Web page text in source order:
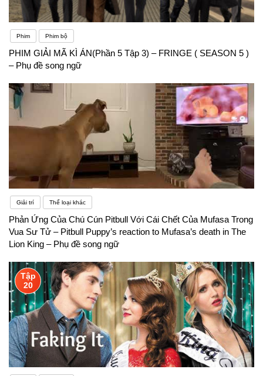
Phim Phim bộ
PHIM GIẢI MÃ KÌ ÁN(Phần 5 Tập 3) – FRINGE ( SEASON 5 )
– Phụ đề song ngữ
Giải trí Thể loại khác
Phản Ứng Của Chú Cún Pitbull Với Cái Chết Của Mufasa Trong
Vua Sư Tử – Pitbull Puppy’s reaction to Mufasa’s death in The
Lion King – Phụ đề song ngữ
Tập
20